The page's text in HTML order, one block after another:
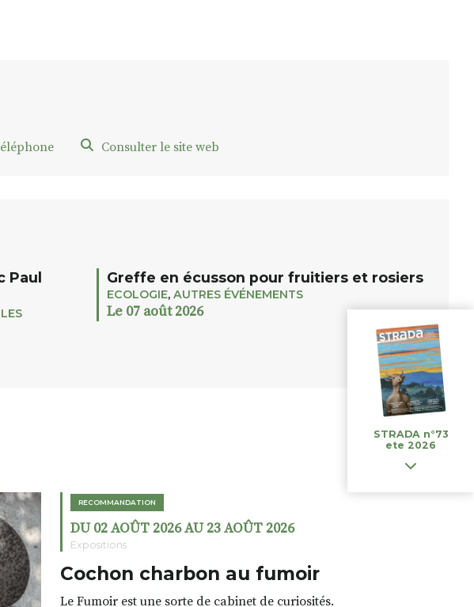
Consulter le site web
Paul
Greffe en écusson pour fruitiers et rosiers
ECOLOGIE, AUTRES ÉVÉNEMENTS
Le 07 août 2026
RECOMMANDATION
DU 02 AOÛT 2026 AU 23 AOÛT 2026
Expositions
Cochon charbon au fumoir
Le Fumoir est une sorte de cabinet de curiosités.
STRADA n°73
ete 2026